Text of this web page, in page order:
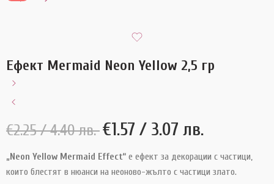
Ефект Mermaid Neon Yellow 2,5 гр
€2.25/ 4.40 лв.€1.57 / 3.07 лв.
„Neon Yellow Mermaid Effect“ е ефект за декорации с частици,
които блестят в нюанси на неоново-жълто с частици злато.